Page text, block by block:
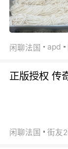
闲聊法国 apd
正版授权 传
闲聊法国